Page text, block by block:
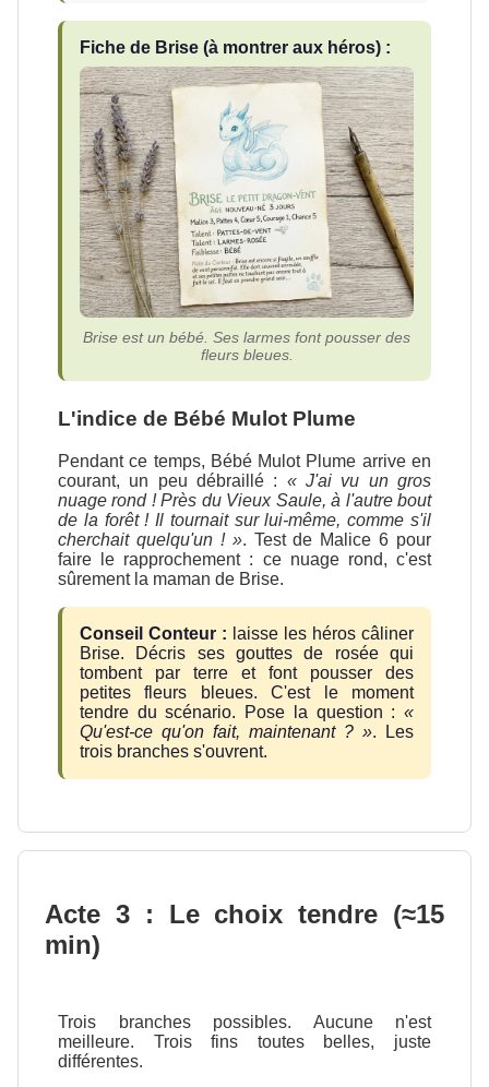
Fiche de Brise (à montrer aux héros) :
Brise est un bébé. Ses larmes font pousser des
fleurs bleues.
L'indice de Bébé Mulot Plume
Pendant ce temps, Bébé Mulot Plume arrive en
courant, un peu débraillé : « J'ai vu un gros
nuage rond ! Près du Vieux Saule, à l'autre bout
de la forêt ! Il tournait sur lui-même, comme s'il
cherchait quelqu'un ! ». Test de Malice 6 pour
faire le rapprochement : ce nuage rond, c'est
sûrement la maman de Brise.
Conseil Conteur : laisse les héros câliner
Brise. Décris ses gouttes de rosée qui
tombent par terre et font pousser des
petites fleurs bleues. C'est le moment
tendre du scénario. Pose la question : «
Qu'est-ce qu'on fait, maintenant ? ». Les
trois branches s'ouvrent.
Acte 3 : Le choix tendre (≈15
min)
Trois branches possibles. Aucune n'est
meilleure. Trois fins toutes belles, juste
différentes.